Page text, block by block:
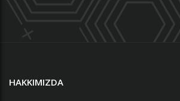
HAKKIMIZDA